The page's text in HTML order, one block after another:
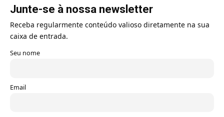
Junte-se à nossa newsletter
Receba regularmente conteúdo valioso diretamente na sua
caixa de entrada.
Seu nome
Email